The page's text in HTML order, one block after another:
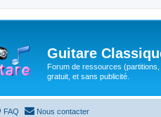
Guitare
Forum de ressources
gratuit, et sans publicité.
FAQ Nous contacter